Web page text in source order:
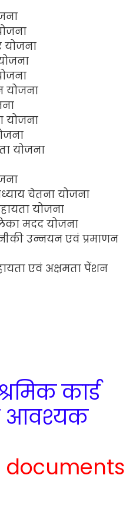
योजना
योजना
योजना
योजना
चेतना योजना
योजना
मदद योजना
उन्नयन एवं प्रमाणन
एवं अक्षमता पेंशन
कार्ड
आवश्यक
documents